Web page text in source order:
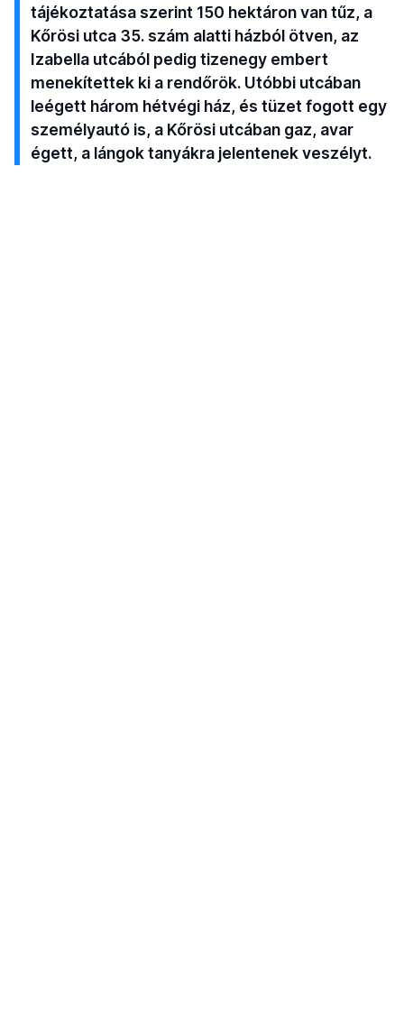
tájékoztatása szerint 150 hektáron van tűz, a
Kőrösi utca 35. szám alatti házból ötven, az
Izabella utcából pedig tizenegy embert
menekítettek ki a rendőrök. Utóbbi utcában
leégett három hétvégi ház, és tüzet fogott egy
személyautó is, a Kőrösi utcában gaz, avar
égett, a lángok tanyákra jelentenek veszélyt.